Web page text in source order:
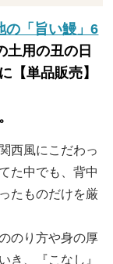
の「旨い鰻」6
土用の丑の日
【単品販売】
西風にこだわっ
た中でも、背中
たものだけを厳
のり方や身の厚
き、『こなし』